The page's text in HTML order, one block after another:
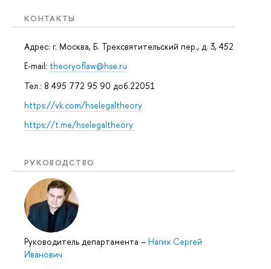
КОНТАКТЫ
Адрес: г. Москва, Б. Трехсвятительский пер., д. 3, 452
E-mail: theoryoflaw@hse.ru
Тел.: 8 495 772 95 90 доб.22051
https://vk.com/hselegaltheory
https://t.me/hselegaltheory
РУКОВОДСТВО
Руководитель департамента – Нагих Сергей
Иванович